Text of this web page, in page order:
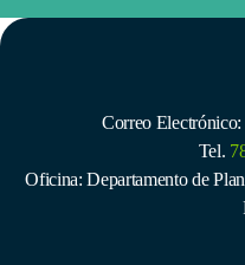
Correo Electrónico:
Tel.
Oficina: Departamento de